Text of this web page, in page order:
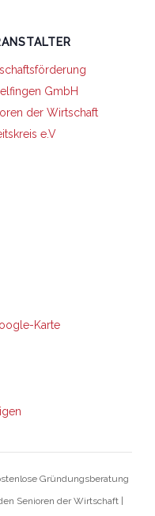
Karte
GmbH
der Wirtschaft
e.V
Gründungsberatung
Senioren der Wirtschaft |